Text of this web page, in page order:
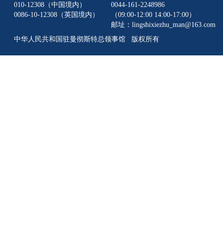
010-12308（中国境内）
0086-10-12308（英国境内）
0044-161-2248986
（09:00-12:00 14:00-17:00）
邮址：lingshixiezhu_man@163.com
中华人民共和国驻曼彻斯特总领事馆 版权所有